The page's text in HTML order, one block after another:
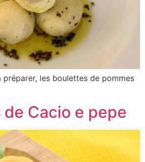
préparer, les boulettes de pommes
Cacio e pepe